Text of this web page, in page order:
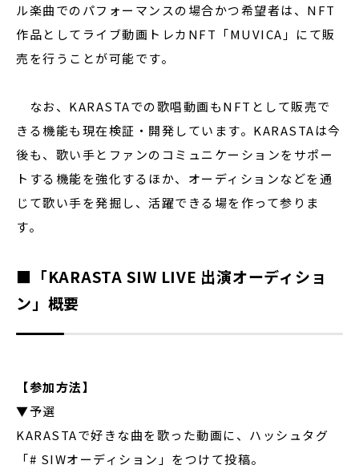
ル楽曲でのパフォーマンスの場合かつ希望者は、NFT
作品としてライブ動画トレカNFT「MUVICA」にて販
売を行うことが可能です。
なお、KARASTAでの歌唱動画もNFTとして販売で
きる機能も現在検証・開発しています。KARASTAは今
後も、歌い手とファンのコミュニケーションをサポー
トする機能を強化するほか、オーディションなどを通
じて歌い手を発掘し、活躍できる場を作って参りま
す。
■「KARASTA SIW LIVE 出演オーディショ
ン」概要
【参加方法】
▼予選
KARASTAで好きな曲を歌った動画に、ハッシュタグ
「# SIWオーディション」をつけて投稿。